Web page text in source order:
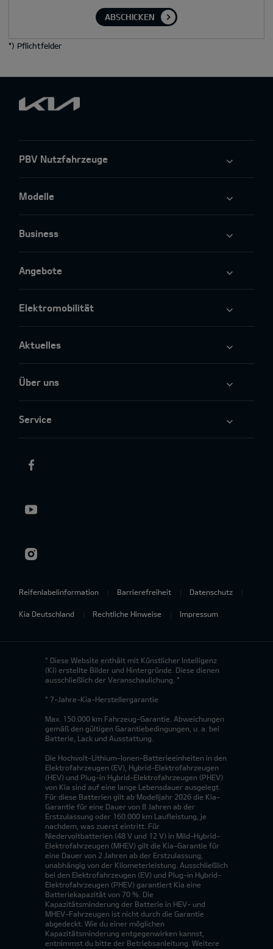
ABSCHICKEN
*) Pflichtfelder
PBV Nutzfahrzeuge
Modelle
Business
Angebote
Elektromobilität
Aktuelles
Über uns
Service
Reifenlabelinformation Barrierefreiheit Datenschutz
Kia Deutschland Rechtliche Hinweise Impressum
* Diese Website enthält mit Künstlicher Intelligenz
(KI) erstellte Bilder und Hintergründe. Diese dienen
ausschließlich der Veranschaulichung. *
* 7-Jahre-Kia-Herstellergarantie
Max. 150.000 km Fahrzeug-Garantie. Abweichungen
gemäß den gültigen Garantiebedingungen, u. a. bei
Batterie, Lack und Ausstattung.
Die Hochvolt-Lithium-Ionen-Batterieeinheiten in den
Elektrofahrzeugen (EV), Hybrid-Elektrofahrzeugen
(HEV) und Plug-in Hybrid-Elektrofahrzeugen (PHEV)
von Kia sind auf eine lange Lebensdauer ausgelegt.
Für diese Batterien gilt ab Modelljahr 2026 die Kia-
Garantie für eine Dauer von 8 Jahren ab der
Erstzulassung oder 160.000 km Laufleistung, je
nachdem, was zuerst eintritt. Für
Niedervoltbatterien (48 V und 12 V) in Mild-Hybrid-
Elektrofahrzeugen (MHEV) gilt die Kia-Garantie für
eine Dauer von 2 Jahren ab der Erstzulassung,
unabhängig von der Kilometerleistung. Ausschließlich
bei den Elektrofahrzeugen (EV) und Plug-in Hybrid-
Elektrofahrzeugen (PHEV) garantiert Kia eine
Batteriekapazität von 70 %. Die
Kapazitätsminderung der Batterie in HEV- und
MHEV-Fahrzeugen ist nicht durch die Garantie
abgedeckt. Wie du einer möglichen
Kapazitätsminderung entgegenwirken kannst,
entnimmst du bitte der Betriebsanleitung. Weitere